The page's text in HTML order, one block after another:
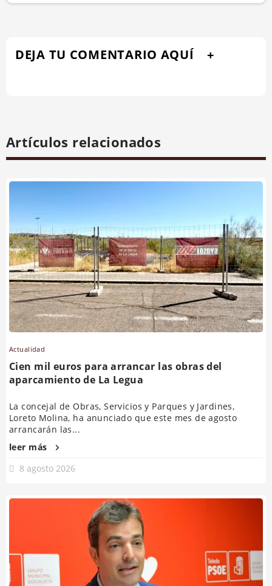
DEJA TU COMENTARIO AQUÍ
Artículos relacionados
Actualidad
Cien mil euros para arrancar las obras del
aparcamiento de La Legua
La concejal de Obras, Servicios y Parques y Jardines,
Loreto Molina, ha anunciado que este mes de agosto
arrancarán las...
leer más
8 agosto 2026